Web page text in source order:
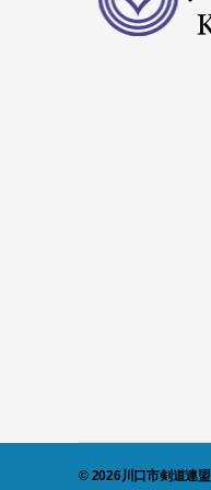
© 2026川口市剣道連盟